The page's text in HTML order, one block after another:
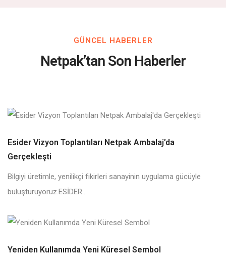
GÜNCEL HABERLER
Netpak’tan Son Haberler
Esider Vizyon Toplantıları Netpak Ambalaj’da
Gerçekleşti
Bilgiyi üretimle, yenilikçi fikirleri sanayinin uygulama gücüyle
buluşturuyoruz.ESİDER...
Yeniden Kullanımda Yeni Küresel Sembol